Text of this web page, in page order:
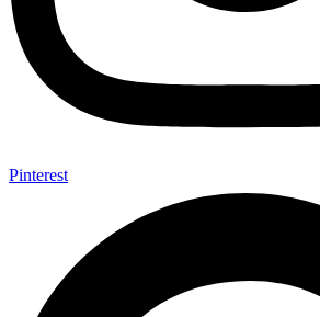
Pinterest